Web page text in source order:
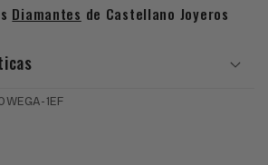
Diamantes de Castellano Joyeros
1EF